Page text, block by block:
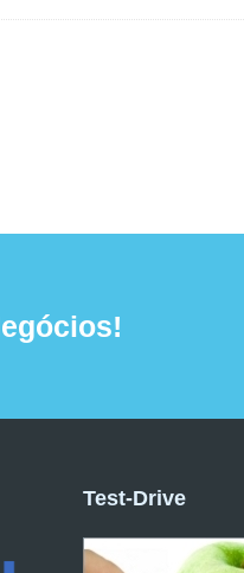
Test-Drive